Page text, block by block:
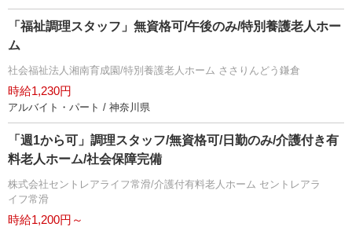
「福祉調理スタッフ」無資格可/午後のみ/特別養護老人ホー
ム
社会福祉法人湘南育成園/特別養護老人ホーム ささりんどう鎌倉
時給1,230円
アルバイト・パート / 神奈川県
「週1から可」調理スタッフ/無資格可/日勤のみ/介護付き有
料老人ホーム/社会保障完備
株式会社セントレアライフ常滑/介護付有料老人ホーム セントレアラ
イフ常滑
時給1,200円～